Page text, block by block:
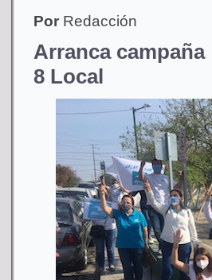
Por Redacción
Arranca
8 Local